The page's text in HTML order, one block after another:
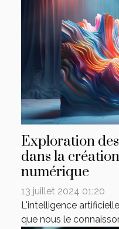
Exploration
dans la
numérique
13 juillet 2024 01:20
L'intelligence
que nous le